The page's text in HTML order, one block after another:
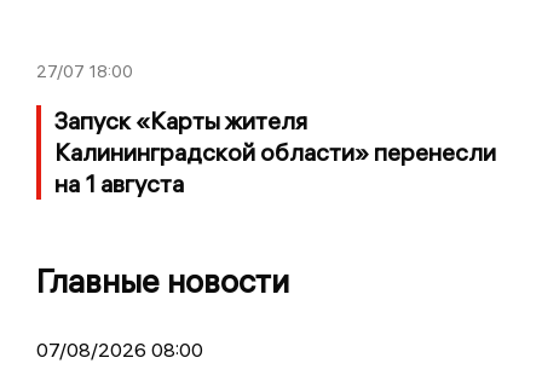
27/07 18:00
Запуск «Карты жителя
Калининградской области» перенесли
на 1 августа
Главные новости
07/08/2026 08:00